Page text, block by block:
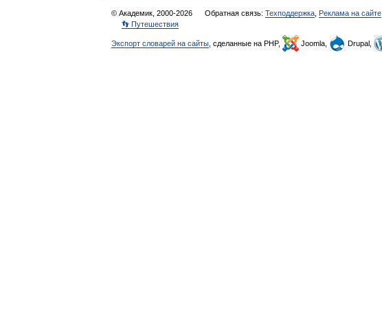
© Академик, 2000-2026 Обратная связь: Техподдержка Реклама на сайте
👣 Путешествия
Экспорт словарей на сайты , сделанные на PHP, Joomla, Drupal,